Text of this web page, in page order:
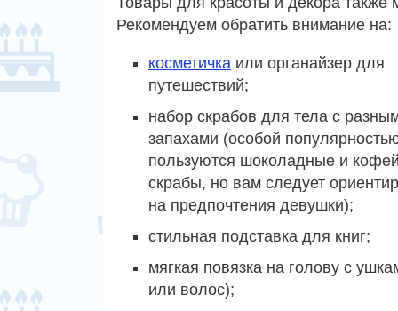
Рекомендуем обратить внимание на:
косметичка или органайзер для
путешествий;
набор скрабов для тела с
запахами (особой
пользуются шоколадные и
скрабы, но вам следует
на предпочтения девушки);
стильная подставка для книг;
мягкая повязка на голову с
или волос);